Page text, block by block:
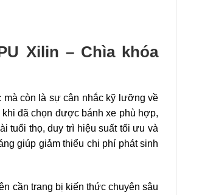
Xilin – Chìa khóa
còn là sự cân nhắc kỹ lưỡng về
đã chọn được bánh xe phù hợp,
tuổi thọ, duy trì hiệu suất tối ưu và
giúp giảm thiểu chi phí phát sinh
cần trang bị kiến thức chuyên sâu